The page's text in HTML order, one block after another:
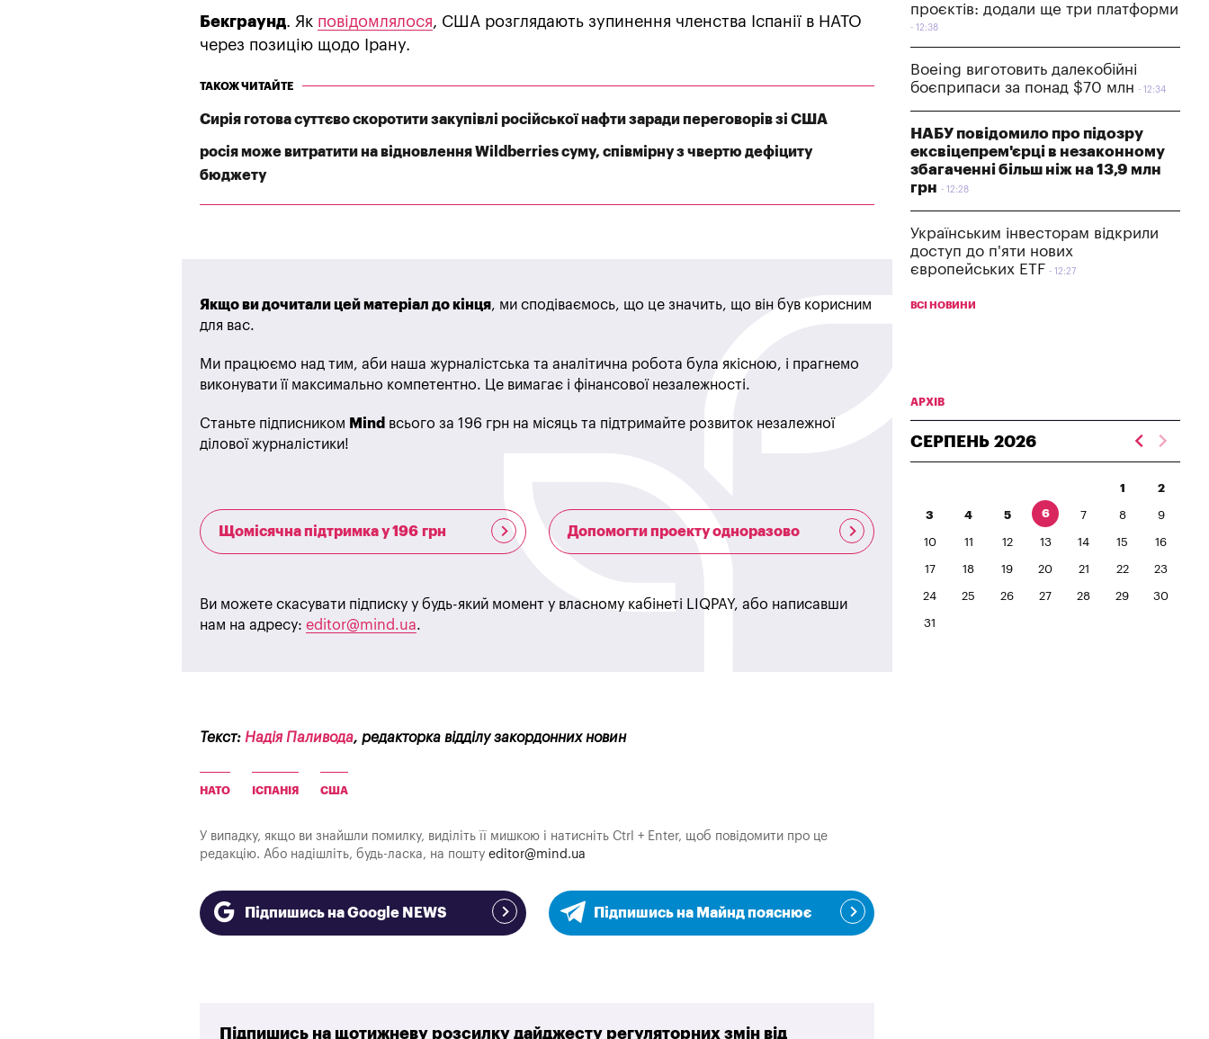
Бекграунд. Як повідомлялося, США розглядають зупинення членства Іспанії в НАТО
через позицію щодо Ірану.
ТАКОЖ ЧИТАЙТЕ
Сирія готова суттєво скоротити закупівлі російської нафти заради переговорів зі США
росія може витратити на відновлення Wildberries суму, співмірну з чвертю дефіциту
бюджету
Якщо ви дочитали цей матеріал до кінця, ми сподіваємось, що це значить, що він був корисним
для вас.
Ми працюємо над тим, аби наша журналістська та аналітична робота була якісною, і прагнемо
виконувати її максимально компетентно. Це вимагає і фінансової незалежності.
Станьте підписником Mind всього за 196 грн на місяць та підтримайте розвиток незалежної
ділової журналістики!
Щомісячна підтримка у 196 грн Допомогти проекту одноразово
Ви можете скасувати підписку у будь-який момент у власному кабінеті LIQPAY, або написавши
нам на адресу: editor@mind.ua.
Текст: Надія Паливода, редакторка відділу закордонних новин
НАТО ІСПАНІЯ США
У випадку, якщо ви знайшли помилку, виділіть її мишкою і натисніть Ctrl + Enter, щоб повідомити про це
редакцію. Або надішліть, будь-ласка, на пошту editor@mind.ua
Підпишись на Google NEWS Підпишись на Майнд пояснює
Підпишись на щотижневу розсилку дайджесту регуляторних змін від
проєктів: додали ще три платформи
12:38
Boeing виготовить далекобійні
боєприпаси за понад $70 млн
12:34
НАБУ повідомило про підозру
ексвіцепрем'єрці в незаконному
збагаченні більш ніж на 13,9 млн
грн
12:28
Українським інвесторам відкрили
доступ до п'яти нових
європейських ETF
12:27
ВСІ НОВИНИ
АРХІВ
СЕРПЕНЬ 2026
1 2
3 4 5 6 7 8 9
10 11 12 13 14 15 16
17 18 19 20 21 22 23
24 25 26 27 28 29 30
31